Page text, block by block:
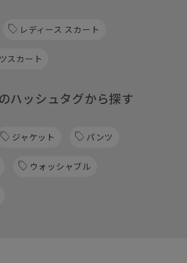
レディース スカート
スカート
ハッシュタグから探す
ジャケット パンツ
ウォッシャブル